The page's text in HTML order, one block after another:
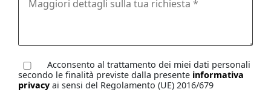
Acconsento al trattamento dei miei dati personali
secondo le finalità previste dalla presente informativa
privacy ai sensi del Regolamento (UE) 2016/679